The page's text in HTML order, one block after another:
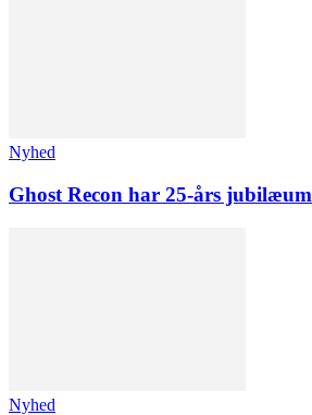
Nyhed
Ghost Recon har 25-års jubilæum
Nyhed